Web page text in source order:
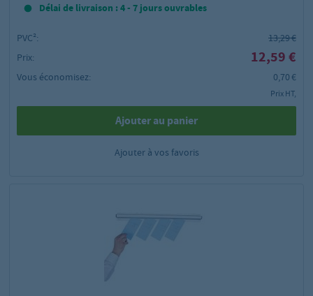
Délai de livraison : 4 - 7 jours ouvrables
PVC²:
13,29 €
Prix:
12,59 €
Vous économisez: 0,70 €
Prix HT,
Ajouter au panier
Ajouter à vos favoris